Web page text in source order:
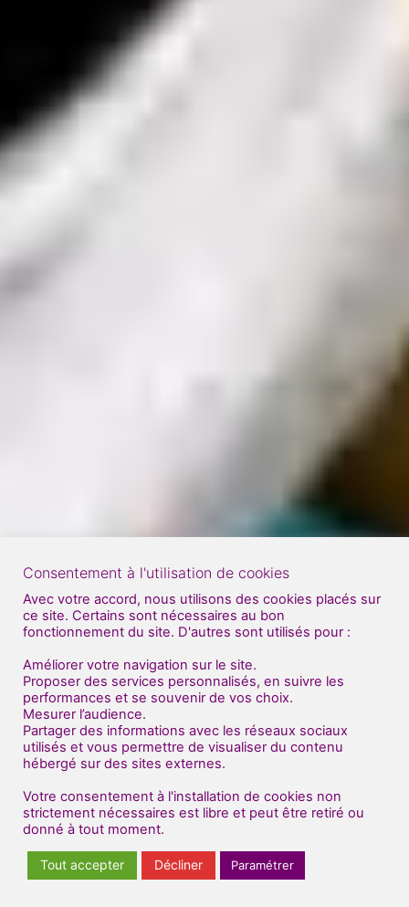
Consentement à l'utilisation de cookies
Avec votre accord, nous utilisons des cookies placés sur
ce site. Certains sont nécessaires au bon
fonctionnement du site. D'autres sont utilisés pour :
Améliorer votre navigation sur le site.
Proposer des services personnalisés, en suivre les
performances et se souvenir de vos choix.
Mesurer l’audience.
Partager des informations avec les réseaux sociaux
utilisés et vous permettre de visualiser du contenu
hébergé sur des sites externes.
Votre consentement à l'installation de cookies non
strictement nécessaires est libre et peut être retiré ou
donné à tout moment.
Tout accepter Décliner Paramétrer